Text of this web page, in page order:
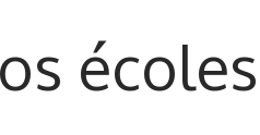
écoles